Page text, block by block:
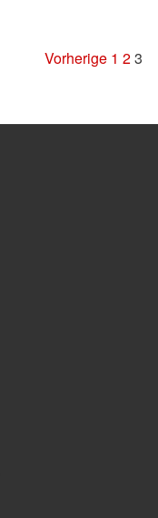
Vorherige 1 23